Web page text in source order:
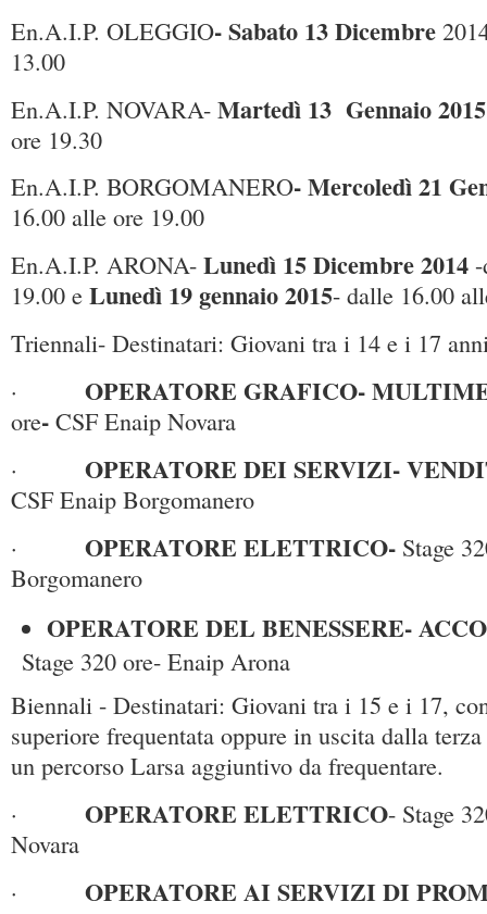
En.A.I.P. OLEGGIO- Sabato 13 Dicembre
13.00
En.A.I.P. NOVARA- Martedì 13 Gennaio 2015
ore 19.30
En.A.I.P. BORGOMANERO- Mercoledì 21
16.00 alle ore 19.00
En.A.I.P. ARONA- Lunedì 15 Dicembre 2014
19.00 e Lunedì 19 gennaio 2015- dalle 16.00
Triennali- Destinatari: Giovani tra i 14 e i 17
· OPERATORE GRAFICO-
ore- CSF Enaip Novara
· OPERATORE DEI SERVIZI-
CSF Enaip Borgomanero
· OPERATORE ELETTRICO- Stage
Borgomanero
OPERATORE DEL BENESSERE-
Stage 320 ore- Enaip Arona
Biennali - Destinatari: Giovani tra i 15 e i 17,
superiore frequentata oppure in uscita dalla
un percorso Larsa aggiuntivo da frequentare.
· OPERATORE ELETTRICO- Stage
Novara
· OPERATORE AI SERVIZI DI